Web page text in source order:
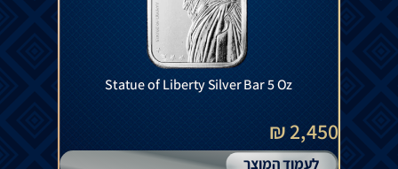
Statue of Liberty Silver Bar 5 Oz
2,450 ₪
לעמוד המוצר